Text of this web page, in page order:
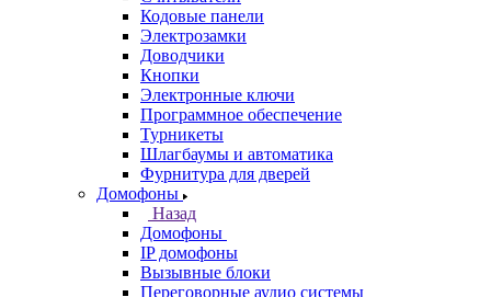
Кодовые панели
Электрозамки
Доводчики
Кнопки
Электронные ключи
Программное обеспечение
Турникеты
Шлагбаумы и автоматика
Фурнитура для дверей
Домофоны
Назад
Домофоны
IP домофоны
Вызывные блоки
Переговорные аудио системы